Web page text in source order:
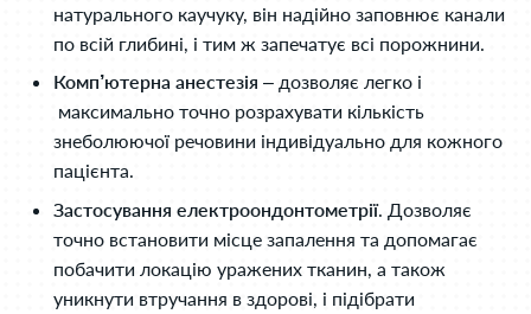
натурального каучуку, він надійно заповнює канали
по всій глибині, і тим ж запечатує всі порожнини.
Комп’ютерна анестезія – дозволяє легко і
максимально точно розрахувати кількість
знеболюючої речовини індивідуально для кожного
пацієнта.
Застосування електроондонтометрії. Дозволяє
точно встановити місце запалення та допомагає
побачити локацію уражених тканин, а також
уникнути втручання в здорові, і підібрати